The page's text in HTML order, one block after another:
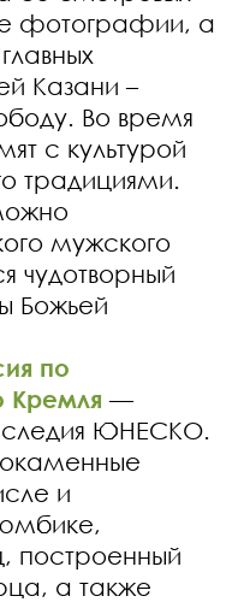
фотографии, а
Казани –
Во время
с культурой
традициями.
мужского
чудотворный
Божьей
по
Кремля —
ЮНЕСКО.
и
построенный
а также